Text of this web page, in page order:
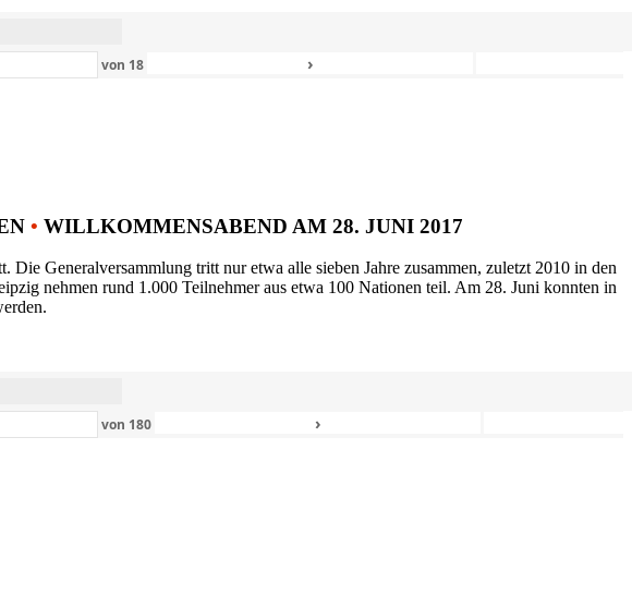
von 18 ›
• WILLKOMMENSABEND AM 28. JUNI 2017
Generalversammlung tritt nur etwa alle sieben Jahre zusammen, zuletzt 2010 in den
nehmen rund 1.000 Teilnehmer aus etwa 100 Nationen teil. Am 28. Juni konnten in
von 180 ›